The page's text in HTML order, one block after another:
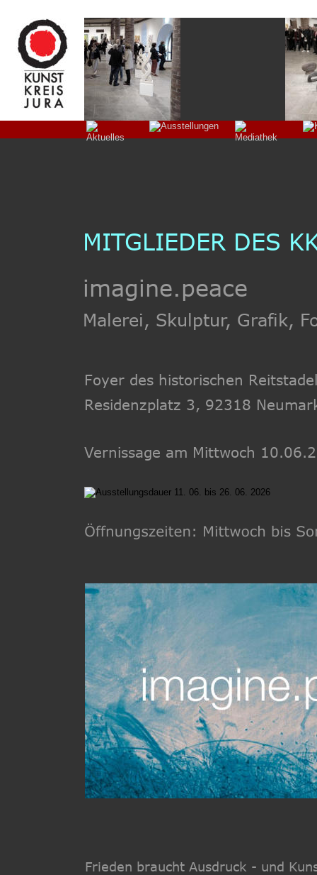
MITGLIEDER DES
Foyer des historischen Reitstadel
Residenzplatz 3, 92318
Vernissage am Mittwoch
imagine.peace
Malerei, Skulptur, Grafik,
Frieden braucht Ausdruck - und